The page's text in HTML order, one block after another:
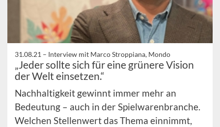
31.08.21 – Interview mit Marco Stroppiana, Mondo
„Jeder sollte sich für eine grünere Vision
der Welt einsetzen.“
Nachhaltigkeit gewinnt immer mehr an
Bedeutung – auch in der Spielwarenbranche.
Welchen Stellenwert das Thema einnimmt,